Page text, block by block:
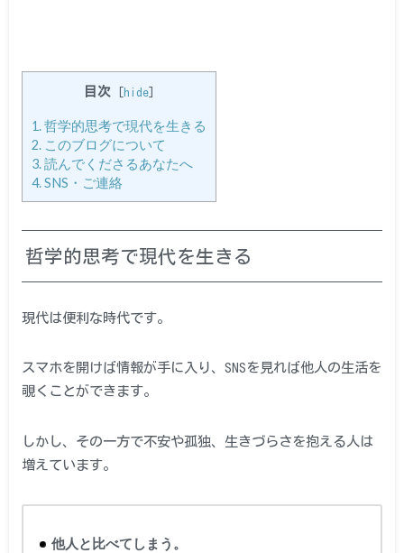
目次 hide]
1.哲学的思考で現代を生きる
2.このブログについて
3.読んでくださるあなたへ
4.SNS・ご連絡
哲学的思考で現代を生きる
現代は便利な時代です。
スマホを開けば情報が手に入り、SNSを見れば他人の生活を
覗くことができます。
しかし、その一方で不安や孤独、生きづらさを抱える人は
増えています。
他人と比べてしまう。